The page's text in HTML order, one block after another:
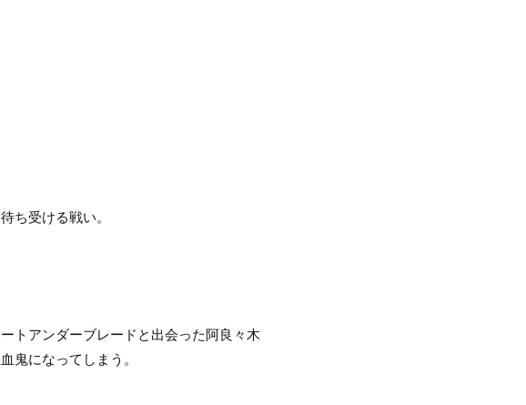
ち受ける戦い。
トアンダーブレードと出会った阿良々木
鬼になってしまう。